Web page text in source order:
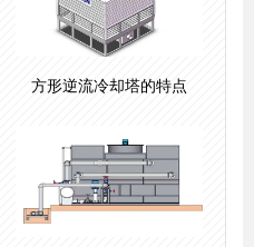
方形逆流冷却塔的特点